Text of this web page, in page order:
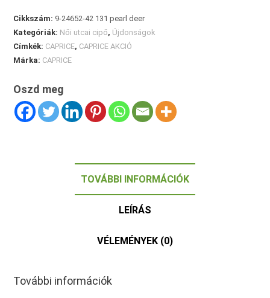
Cikkszám: 9-24652-42 131 pearl deer
Kategóriák: Női utcai cipő, Újdonságok
Címkék: CAPRICE, CAPRICE AKCIÓ
Márka: CAPRICE
Oszd meg
TOVÁBBI INFORMÁCIÓK
LEÍRÁS
VÉLEMÉNYEK (0)
További információk